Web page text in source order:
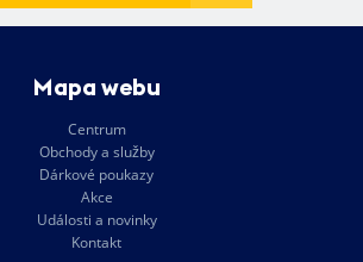
Mapa webu
Centrum
Obchody a služby
Dárkové poukazy
Akce
Události a novinky
Kontakt